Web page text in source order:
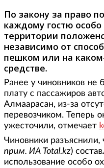
По закону за право
каждому гостю
территории
независимо от
пешком или на
средстве.
Ранее у чиновников не
плату с пассажиров
Алмаарасан, из-за
перевозчиком. Теперь
ужесточили, отмечает
Чиновники
прим. ИА Total.kz)
использование особо